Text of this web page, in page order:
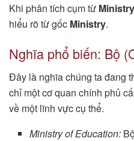
Khi phân tích cụm từ
hiểu rõ từ gốc Ministry.
Nghĩa phổ biến: Bộ
Đây là nghĩa chúng ta đang
chỉ một cơ quan chính phủ
về một lĩnh vực cụ thể.
Ministry of Education: